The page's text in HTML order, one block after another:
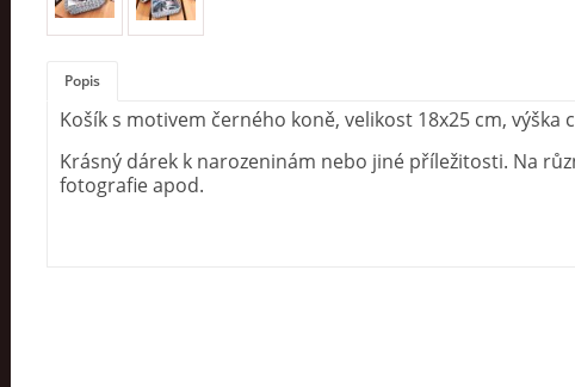
Popis
Košík s motivem černého koně, velikost 18x25 cm, výška
Krásný dárek k narozeninám nebo jiné příležitosti. Na
fotografie apod.